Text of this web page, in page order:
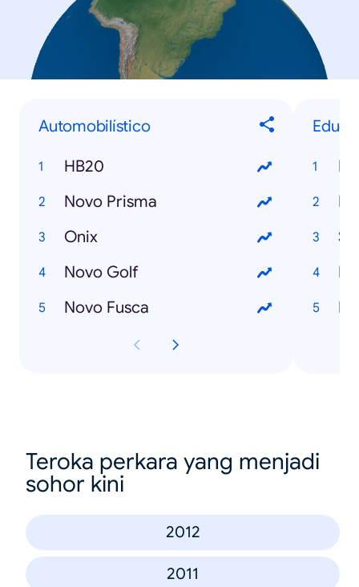
Automobilístico
HB20
Novo Prisma
Onix
Novo Golf
Novo Fusca
Teroka perkara yang menjadi
sohor kini
2012
2011